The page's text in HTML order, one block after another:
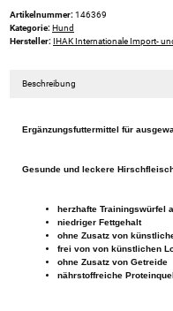
Artikelnummer: 146369
Kategorie: Hund
Hersteller: IHAK Internationale Import-
Beschreibung
Ergänzungsfuttermittel für
Gesunde und leckere
herzhafte Trainingswürfel
niedriger Fettgehalt
ohne Zusatz von
frei von von künstlichen
ohne Zusatz von Getreide
nährstoffreiche